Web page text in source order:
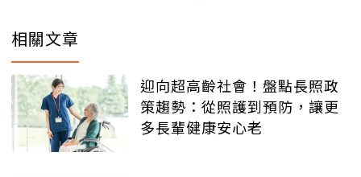
相關文章
迎向超高齡社會！盤點長照政
策趨勢：從照護到預防，讓更
多長輩健康安心老